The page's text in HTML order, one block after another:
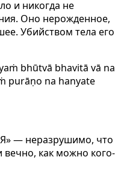
и никогда не
Оно нерожденное,
Убийством тела его
bhūtvā bhavitā vā na
purāṇo na hanyate
— неразрушимо, что
как можно кого-